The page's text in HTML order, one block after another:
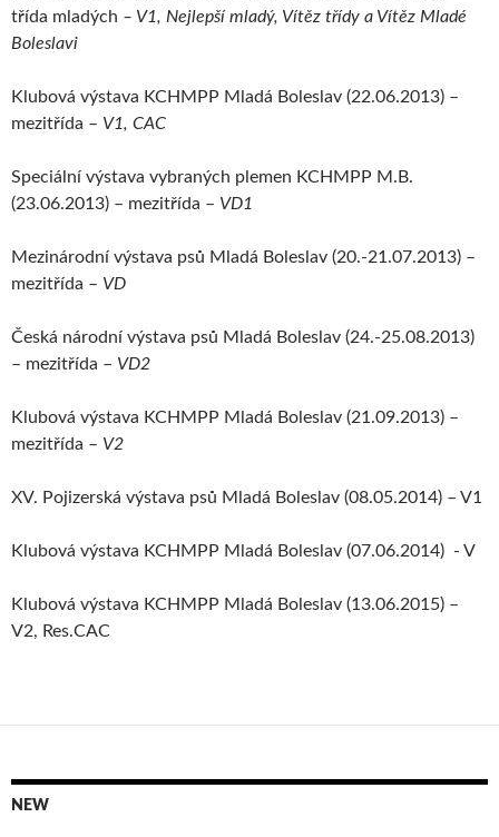
třída mladých – V1, Nejlepší mladý, Vítěz třídy a Vítěz Mladé
Boleslavi
Klubová výstava KCHMPP Mladá Boleslav (22.06.2013) –
mezitřída – V1, CAC
Speciální výstava vybraných plemen KCHMPP M.B.
(23.06.2013) – mezitřída – VD1
Mezinárodní výstava psů Mladá Boleslav (20.-21.07.2013) –
mezitřída – VD
Česká národní výstava psů Mladá Boleslav (24.-25.08.2013)
– mezitřída – VD2
Klubová výstava KCHMPP Mladá Boleslav (21.09.2013) –
mezitřída – V2
XV. Pojizerská výstava psů Mladá Boleslav (08.05.2014) – V1
Klubová výstava KCHMPP Mladá Boleslav (07.06.2014) - V
Klubová výstava KCHMPP Mladá Boleslav (13.06.2015) –
V2, Res.CAC
NEW